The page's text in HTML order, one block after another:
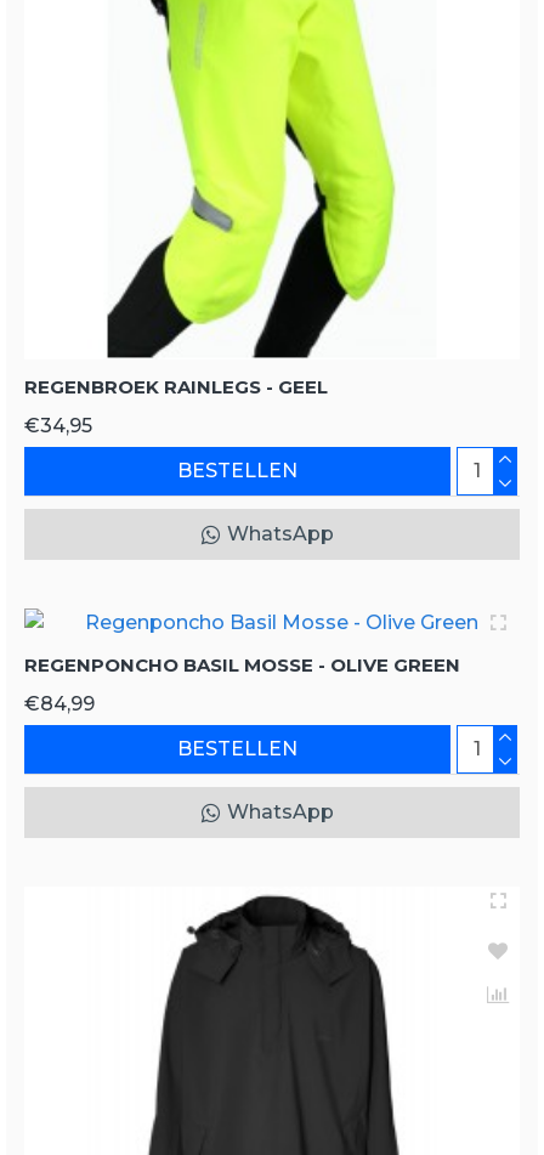
REGENBROEK RAINLEGS - GEEL
€34,95
BESTELLEN
WhatsApp
REGENPONCHO BASIL MOSSE - OLIVE GREEN
€84,99
BESTELLEN
WhatsApp